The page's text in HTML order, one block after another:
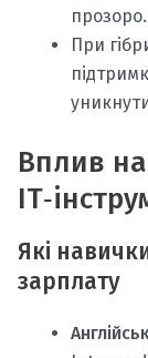
прозоро.
При
Вплив
Які
зарплату